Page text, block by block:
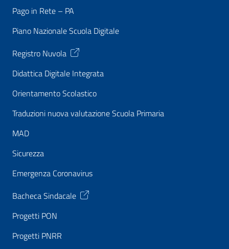
Pago in Rete – PA
Piano Nazionale Scuola Digitale
Registro Nuvola
Didattica Digitale Integrata
Orientamento Scolastico
Traduzioni nuova valutazione Scuola Primaria
MAD
Sicurezza
Emergenza Coronavirus
Bacheca Sindacale
Progetti PON
Progetti PNRR